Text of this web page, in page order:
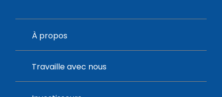
À propos
Travaille avec nous